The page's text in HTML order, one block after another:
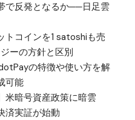
で反発となるか──日足雲
トコインを1 satoshiも売
ーの方針と区別
の特徴や使い方を解
可能
米暗号資産政策に暗雲
実証が始動